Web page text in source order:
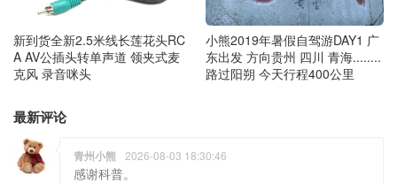
新到货全新2.5米线长莲花头RC
A AV公插头转单声道 领夹式麦
克风 录音咪头
小熊2019年暑假自驾游DAY1 广
东出发 方向贵州 四川 青海........
路过阳朔 今天行程400公里
最新评论
青州小熊 2026-08-03 18:30:46
感谢科普。